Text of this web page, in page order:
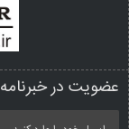
عضویت در خبرنامه